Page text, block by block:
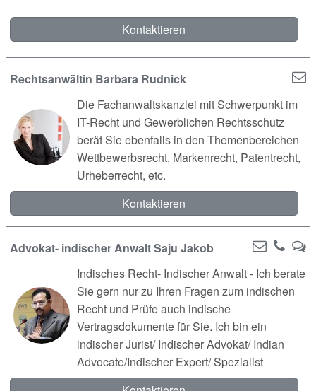
Kontaktieren
Rechtsanwältin Barbara Rudnick
Die Fachanwaltskanzlei mit Schwerpunkt im
IT-Recht und Gewerblichen Rechtsschutz
berät Sie ebenfalls in den Themenbereichen
Wettbewerbsrecht, Markenrecht, Patentrecht,
Urheberrecht, etc.
Kontaktieren
Advokat- indischer Anwalt Saju Jakob
Indisches Recht- Indischer Anwalt - Ich berate
Sie gern nur zu Ihren Fragen zum indischen
Recht und Prüfe auch indische
Vertragsdokumente für Sie. Ich bin ein
indischer Jurist/ Indischer Advokat/ Indian
Advocate/Indischer Expert/ Spezialist